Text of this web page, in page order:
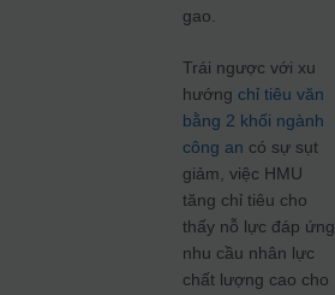
gao.
Trái ngược với xu
hướngchỉ tiêu văn
bằng 2 khối ngành
công an có sự sụt
giảm, việc HMU
tăng chỉ tiêu cho
thấy nỗ lực đáp ứng
nhu cầu nhân lực
chất lượng cao cho